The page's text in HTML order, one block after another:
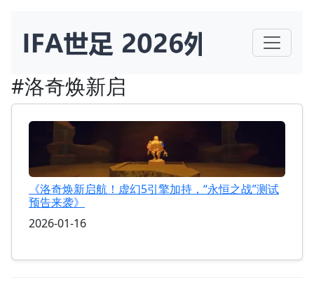
#洛奇焕新启
《洛奇焕新启航！虚幻5引擎加持，“永恒之战”测试
预告来袭》
2026-01-16